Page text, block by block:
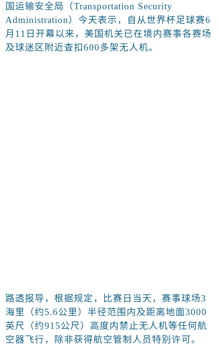
国运输安全局（Transportation Security
Administration）今天表示，自从世界杯足球赛6
月 11 日开幕以来，美国机关已在境内赛事各赛场
及球迷区附近查扣600多架无人机。
路透报导，根据规定，比赛日当天，赛事球场3
海里（约5.6公里）半径范围内及距离地面3000
英尺（约915公尺）高度内禁止无人机等任何航
空器飞行，除非获得航空管制人员特别许可。